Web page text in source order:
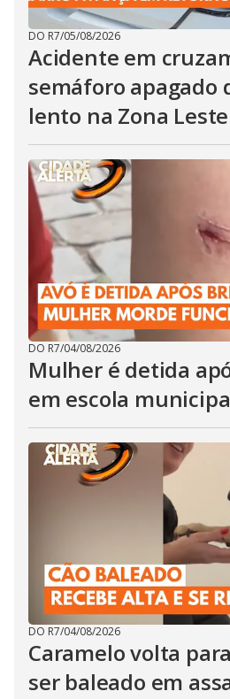
DO R7/05/08/2026
Acidente em
semáforo apagado
lento na Zona
DO R7/04/08/2026
Mulher é detida
em escola
DO R7/04/08/2026
Caramelo volta
ser baleado em